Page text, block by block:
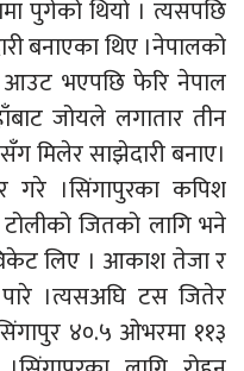
पुगेको थियो । त्यसपछि
बनाएका थिए ।नेपालको
आउट भएपछि फेरि नेपाल
जोयले लगातार तीन
मिलेर साझेदारी बनाए।
गरे ।सिंगापुरका कपिश
जितको लागि भने
लिए । आकाश तेजा र
।त्यसअघि टस जितेर
४०.५ ओभरमा ११३